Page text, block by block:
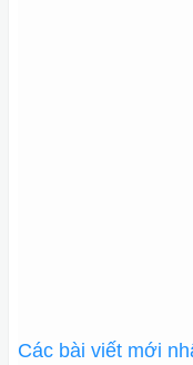
Các bài viết mới